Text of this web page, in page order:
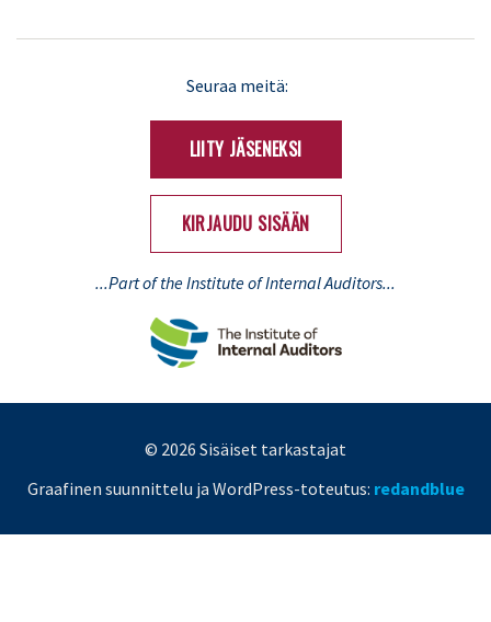
Seuraa meitä:
LIITY JÄSENEKSI
KIRJAUDU SISÄÄN
...Part of the Institute of Internal Auditors...
© 2026 Sisäiset tarkastajat
Graafinen suunnittelu ja WordPress-toteutus: redandblue